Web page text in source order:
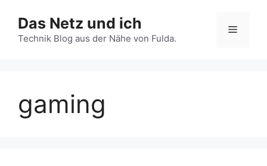
Inhalt
springen
Das Netz und ich
Technik Blog aus der Nähe von Fulda.
Menü
gaming